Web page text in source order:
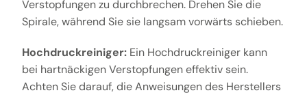
Verstopfungen zu durchbrechen. Drehen Sie die
Spirale, während Sie sie langsam vorwärts schieben.
Hochdruckreiniger:Ein Hochdruckreiniger kann
bei hartnäckigen Verstopfungen effektiv sein.
Achten Sie darauf, die Anweisungen des Herstellers